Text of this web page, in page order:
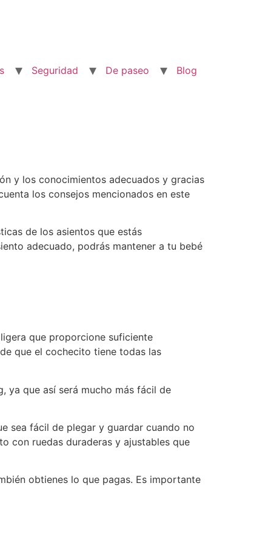
Seguridad De paseo Blog
y los conocimientos adecuados y gracias
los consejos mencionados en este
de los asientos que estás
adecuado, podrás mantener a tu bebé
que proporcione suficiente
que el cochecito tiene todas las
ya que así será mucho más fácil de
sea fácil de plegar y guardar cuando no
con ruedas duraderas y ajustables que
obtienes lo que pagas. Es importante